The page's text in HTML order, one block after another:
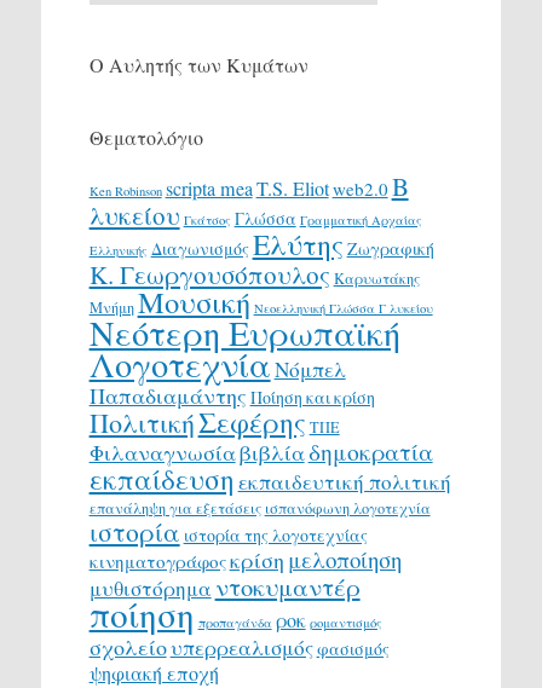
Ο Αυλητής των Κυμάτων
Θεματολόγιο
Ken Robinson scripta meaT.S. Eliotweb2.0 Β
λυκείου Γκάτσος Γλώσσα Γραμματική Αρχαίας
Ελληνικής ΔιαγωνισμόςΕλύτης Ζωγραφική
Κ. Γεωργουσόπουλος Καρυωτάκης
ΜνήμηΜουσική Νεοελληνική Γλώσσα Γ λυκείου
Νεότερη Ευρωπαϊκή
ΛογοτεχνίαΝόμπελ
Παπαδιαμάντης Ποίηση και κρίση
ΠολιτικήΣεφέρης ΤΠΕ
Φιλαναγνωσίαβιβλίαδημοκρατία
εκπαίδευση εκπαιδευτική πολιτική
επανάληψη για εξετάσεις ισπανόφωνη λογοτεχνία
ιστορία ιστορία της λογοτεχνίας
κινηματογράφοςκρίση μελοποίηση
μυθιστόρημα ντοκυμαντέρ
ποίηση προπαγάνδα ροκ ρομαντισμός
σχολείουπερρεαλισμόςφασισμός
ψηφιακή εποχή